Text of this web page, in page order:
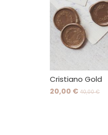
Cristiano Gold
20,00 €40,00 €